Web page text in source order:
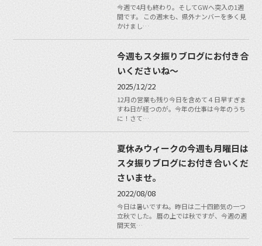
今週で4月も終わり。そしてGWへ突入の1週
間です。 この週末も、県外ナンバーを多く見
かけまし…
今週もスタ振りブログにお付き合
いくださいね〜
2025/12/22
12月の営業も残り今日を含めて４日早すぎま
すね日が経つのが。今年の仕事は今年のうち
に！さて…
夏休みウィークの今週も月曜日は
スタ振りブログにお付き合いくだ
さいませ。
2022/08/08
今日は暑いですね。昨日は二十四節気の一つ
立秋でした。 暦の上では秋ですが、今週の週
間天気…